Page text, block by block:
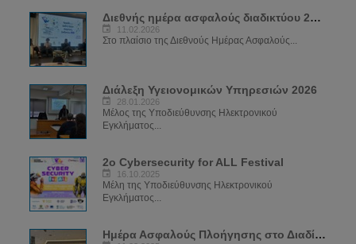
Διεθνής ημέρα ασφαλούς διαδικτύου 2026
11.02.2026
Στο πλαίσιο της Διεθνούς Ημέρας Ασφαλούς...
Διάλεξη Υγειονομικών Υπηρεσιών 2026
28.01.2026
Μέλος της Υποδιεύθυνσης Ηλεκτρονικού
Εγκλήματος...
2ο Cybersecurity for ALL Festival
16.10.2025
Μέλη της Υποδιεύθυνσης Ηλεκτρονικού
Εγκλήματος...
Ημέρα Ασφαλούς Πλοήγησης στο Διαδίκτυο 2025